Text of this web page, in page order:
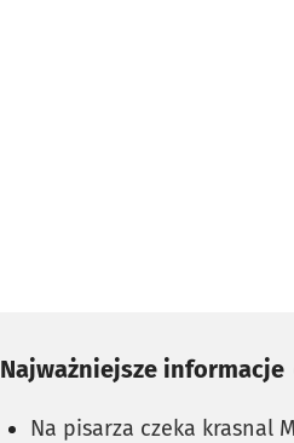
Najważniejsze informacje
Na pisarza czeka krasnal